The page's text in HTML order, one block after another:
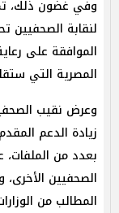
وفي غضون ذلك،
لنقابة الصحفيين
الموافقة على
المصرية التي
وعرض نقيب
زيادة الدعم
بعدد من
الصحفيين
المطالب من